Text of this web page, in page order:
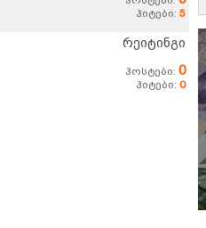
ჰიტები: 5
რეიტინგი
ჰოსტები: 0
ჰიტები: 0